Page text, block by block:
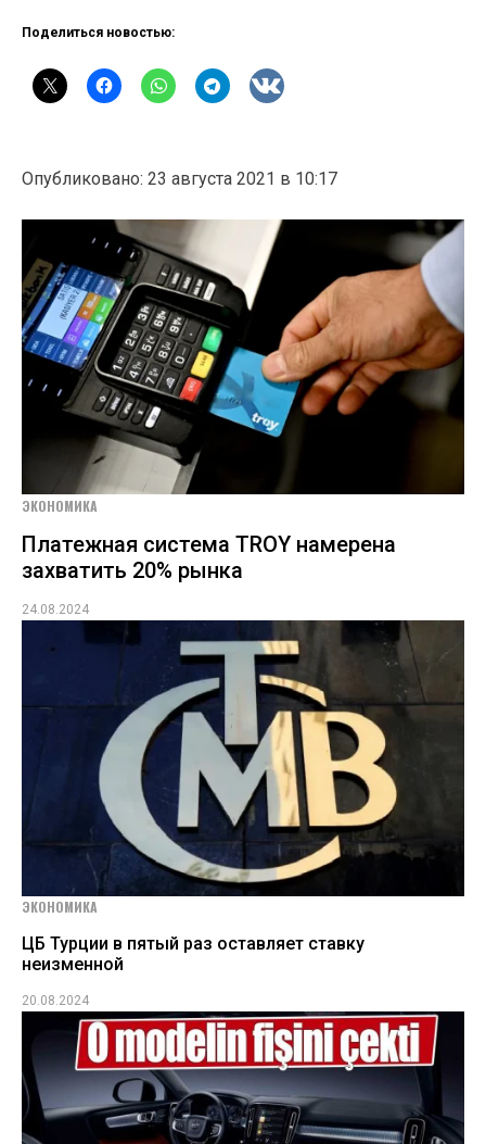
Поделиться новостью:
Опубликовано: 23 августа 2021 в 10:17
ЭКОНОМИКА
Платежная система TROY намерена
захватить 20% рынка
24.08.2024
ЭКОНОМИКА
ЦБ Турции в пятый раз оставляет ставку
неизменной
20.08.2024